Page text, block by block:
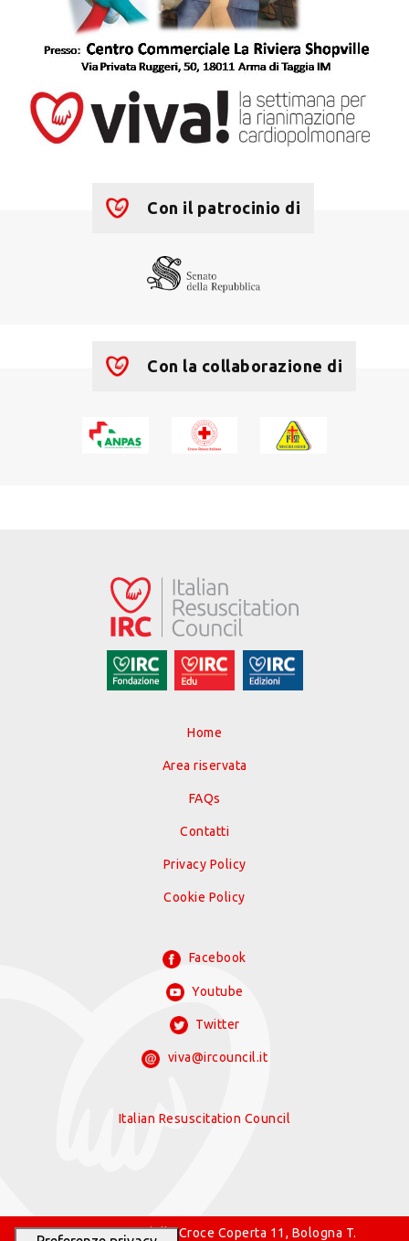
Con il patrocinio di
Con la collaborazione di
Home
Area riservata
FAQs
Contatti
Privacy Policy
Cookie Policy
Facebook
Youtube
Twitter
viva@ircouncil.it
Italian Resuscitation Council
© 2026 IRC Via della Croce Coperta 11, Bologna T.